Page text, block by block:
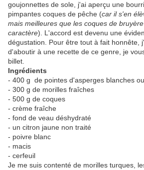
goujonnettes de sole, j'ai aperçu une
pimpantes coques de pêche (car il s'en
mais meilleures que les coques de
caractère). L'accord est devenu une
dégustation. Pour être tout à fait honnête,
d'aboutir à une recette de ce genre, je
billet.
Ingrédients
- 400 g de pointes d'asperges blanches
- 300 g de morilles fraîches
- 500 g de coques
- crème fraîche
- fond de veau déshydraté
- un citron jaune non traité
- poivre blanc
- macis
- cerfeuil
Je me suis contenté de morilles turques,